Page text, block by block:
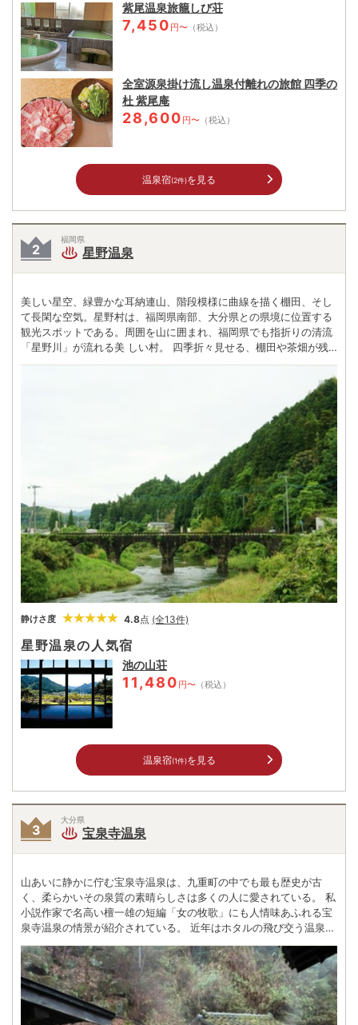
紫尾温泉旅籠しび荘
7,450 円〜 （税込）
全室源泉掛け流し温泉付離れの旅館 四季の
杜 紫尾庵
28,600 円〜 （税込）
温泉宿(2件)を見る
福岡県
星野温泉
美しい星空、緑豊かな耳納連山、階段模様に曲線を描く棚田、そし
て長閑な空気。星野村は、福岡県南部、大分県との県境に位置する
観光スポットである。周囲を山に囲まれ、福岡県でも指折りの清流
「星野川」が流れる美 しい村。 四季折々見せる、棚田や茶畑が残
る里山の風景は「日本の里100選」にも選ばれている。星のふるさ
と公園には、有名な星や名産のお茶が楽しめる文化館の他、自然あ
ふれるキャンプ場や公園、温泉など遊べるス ポットがいっぱいだ。
体験メニューも豊富で、自然に触れたい家族にも人気。単純アルカ
リ温泉が楽しめる星野温泉は、トロっとした肌に優しい泉質。広々
とした湯船から星野村を一望できる大パノラマが広がる。星野村な
らではの食事が楽しめるレストランもあり、日帰りでも宿泊でもの
静けさ度 4.8点 (全13件)
星野温泉の人気宿
池の山荘
11,480 円〜 （税込）
温泉宿(1件)を見る
大分県
宝泉寺温泉
山あいに静かに佇む宝泉寺温泉は、九重町の中でも最も歴史が古
く、柔らかいその泉質の素晴らしさは多くの人に愛されている。 私
小説作家で名高い檀一雄の短編「女の牧歌」にも人情味あふれる宝
泉寺温泉の情景が紹介されている。 近年はホタルの飛び交う温泉地
として、「ふるさといきものの里100選」に選ばれ、3種類のホタル
（ゲンジホタル・ヘイケホタル・ヒメホタル）が生息する貴重な場
所としても知られている。 また、車で約30分ほど行ったところに
ある「竜門の滝」は、高さ20m・幅40mの二段落としになってお
り、夏になると滝すべりを楽しむ家族連れなどで賑わいを見せる。